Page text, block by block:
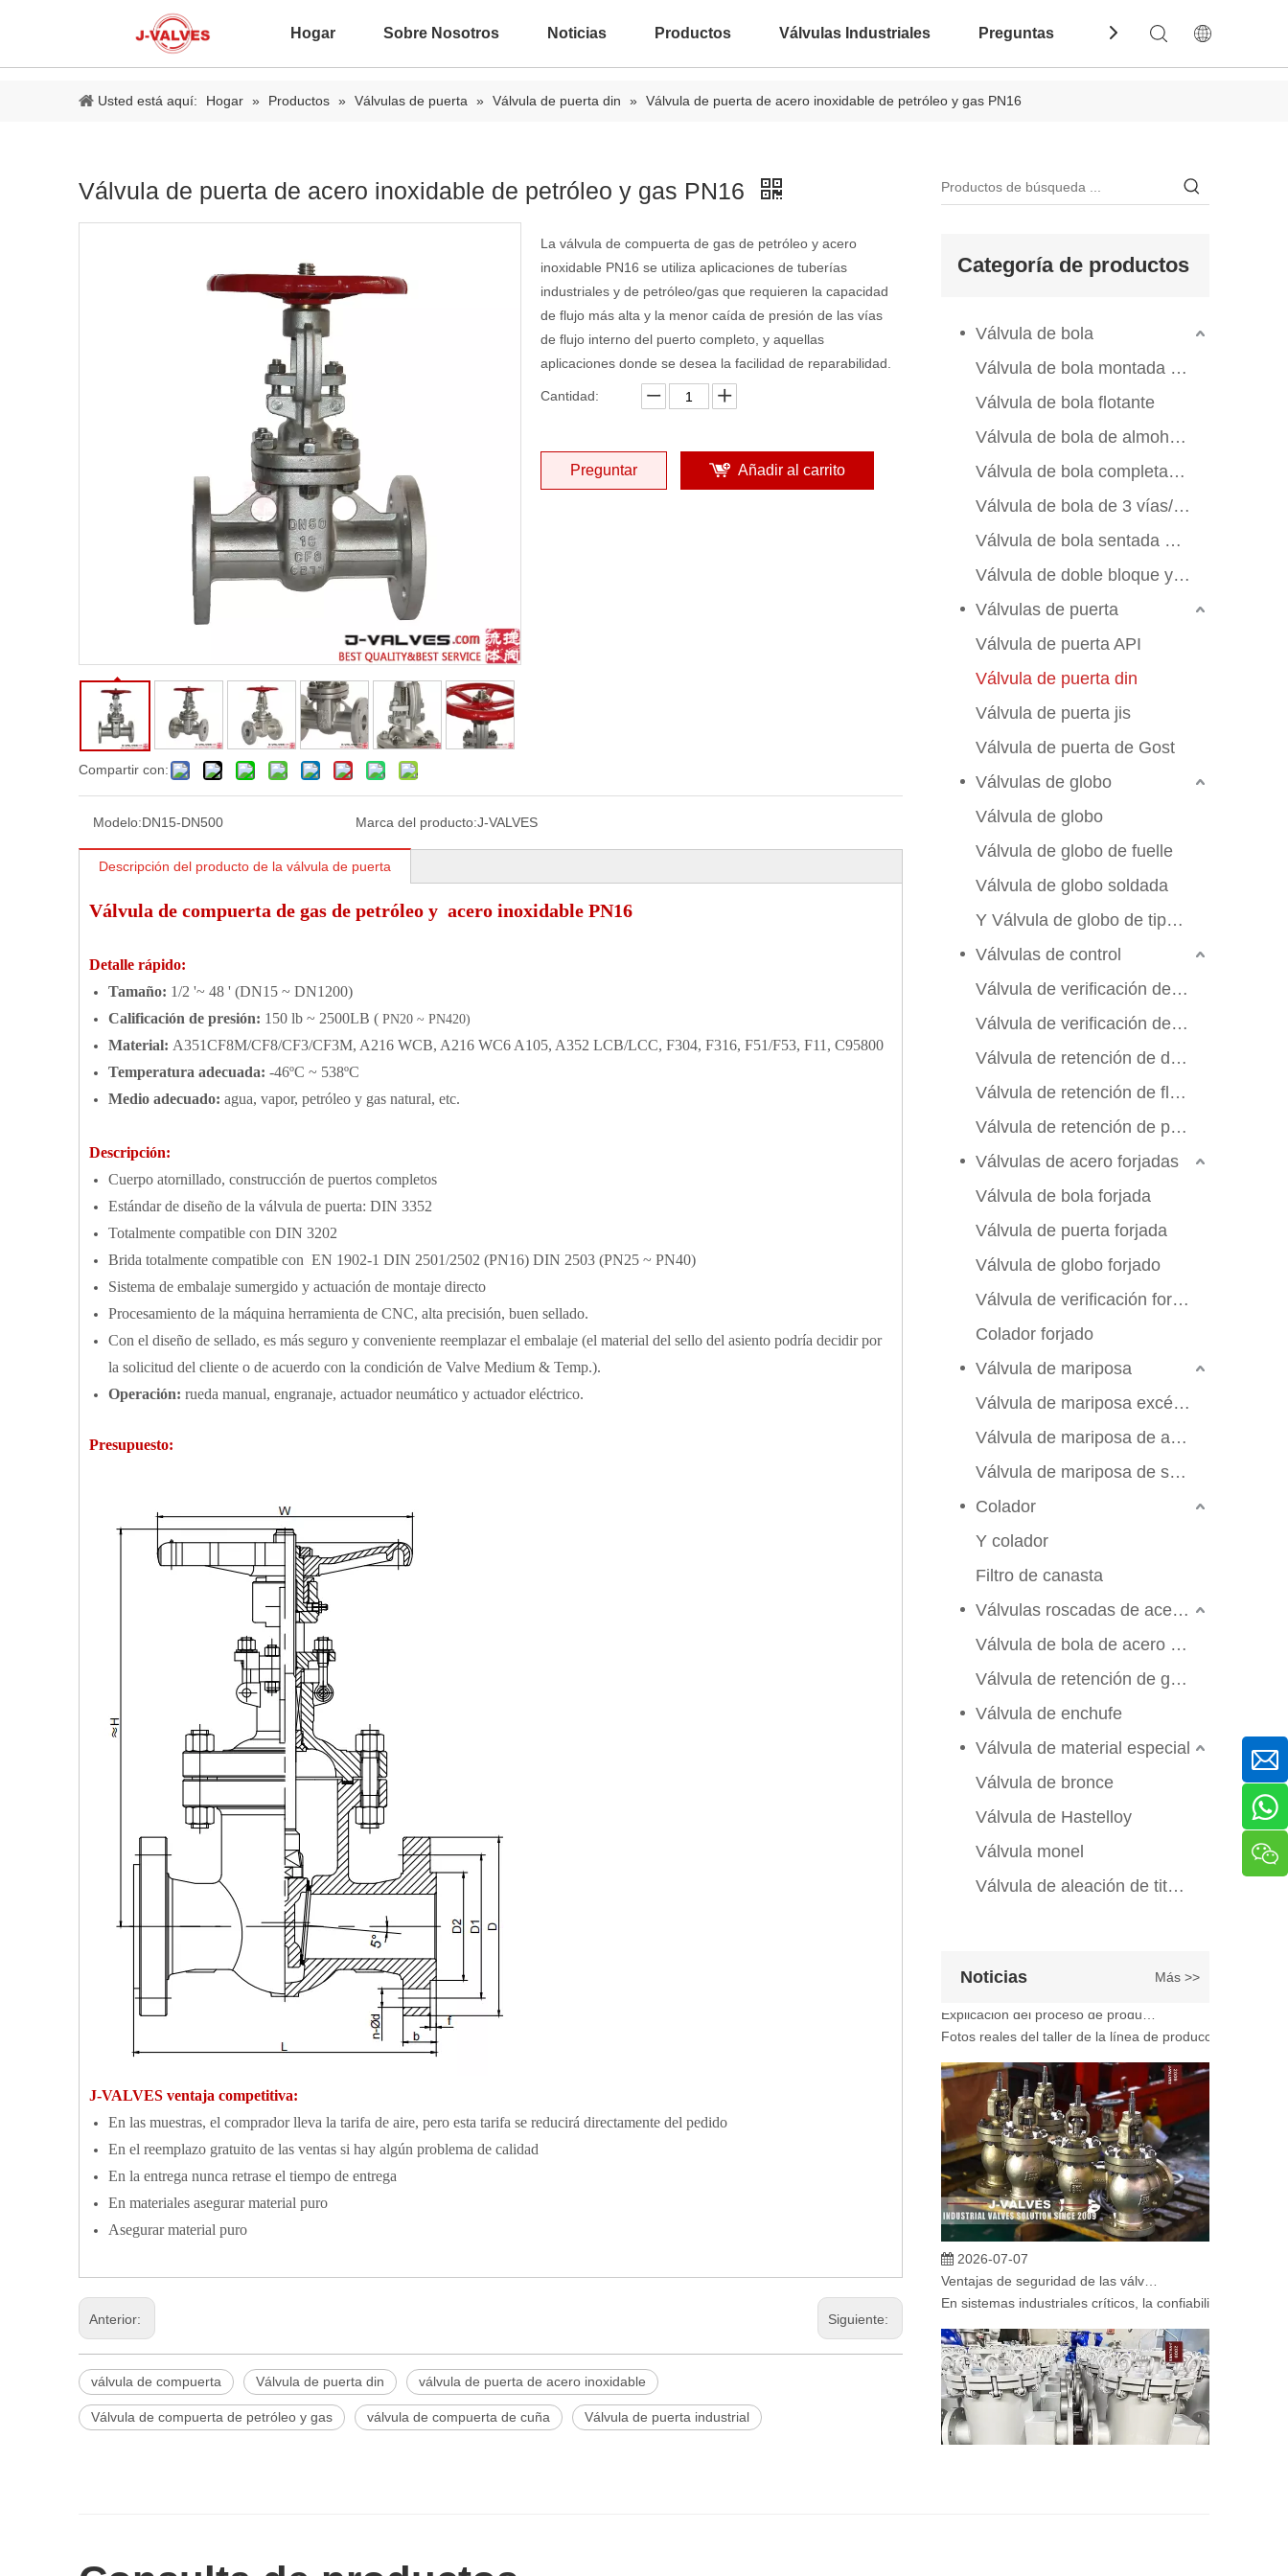
Hogar Sobre Nosotros Noticias Productos Válvulas Industriales Preguntas Frecuentes Contáctenos
Usted está aquí: Hogar » Productos » Válvulas de puerta » Válvula de puerta din » Válvula de puerta de acero inoxidable de petróleo y gas PN16
Válvula de puerta de acero inoxidable de petróleo y gas PN16
Compartir con:
La válvula de compuerta de gas de petróleo y acero
inoxidable PN16 se utiliza aplicaciones de tuberías
industriales y de petróleo/gas que requieren la capacidad
de flujo más alta y la menor caída de presión de las vías
de flujo interno del puerto completo, y aquellas
aplicaciones donde se desea la facilidad de reparabilidad.
Cantidad:
Preguntar Añadir al carrito
Modelo:DN15-DN500 Marca del producto:J-VALVES
Descripción del producto de la válvula de puerta
Válvula de compuerta de gas de petróleo y acero inoxidable PN16
Detalle rápido:
Tamaño: 1/2 '~ 48 ' (DN15 ~ DN1200)
Calificación de presión: 150 lb ~ 2500LB ( PN20 ~ PN420)
Material: A351CF8M/CF8/CF3/CF3M, A216 WCB, A216 WC6 A105, A352 LCB/LCC, F304, F316, F51/F53, F11, C95800
Temperatura adecuada: -46ºC ~ 538ºC
Medio adecuado: agua, vapor, petróleo y gas natural, etc.
Descripción:
Cuerpo atornillado, construcción de puertos completos
Estándar de diseño de la válvula de puerta: DIN 3352
Totalmente compatible con DIN 3202
Brida totalmente compatible con EN 1902-1 DIN 2501/2502 (PN16) DIN 2503 (PN25 ~ PN40)
Sistema de embalaje sumergido y actuación de montaje directo
Procesamiento de la máquina herramienta de CNC, alta precisión, buen sellado.
Con el diseño de sellado, es más seguro y conveniente reemplazar el embalaje (el material del sello del asiento podría decidir por
la solicitud del cliente o de acuerdo con la condición de Valve Medium & Temp.).
Operación: rueda manual, engranaje, actuador neumático y actuador eléctrico.
Presupuesto:
J-VALVES ventaja competitiva:
En las muestras, el comprador lleva la tarifa de aire, pero esta tarifa se reducirá directamente del pedido
En el reemplazo gratuito de las ventas si hay algún problema de calidad
En la entrega nunca retrase el tiempo de entrega
En materiales asegurar material puro
Asegurar material puro
Anterior: Siguiente:
válvula de compuerta Válvula de puerta din válvula de puerta de acero inoxidable
Válvula de compuerta de petróleo y gas válvula de compuerta de cuña Válvula de puerta industrial
Categoría de productos
Válvula de bola
Válvula de bola montada en el muelle
Válvula de bola flotante
Válvula de bola de almohadilla de montaje
Válvula de bola completamente soldada
Válvula de bola de 3 vías/4 vías
Válvula de bola sentada de metal
Válvula de doble bloque y sangrado
Válvulas de puerta
Válvula de puerta API
Válvula de puerta din
Válvula de puerta jis
Válvula de puerta de Gost
Válvulas de globo
Válvula de globo
Válvula de globo de fuelle
Válvula de globo soldada
Y Válvula de globo de tipo Y
Válvulas de control
Válvula de verificación de swing
Válvula de verificación de elevación
Válvula de retención de doble aleta
Válvula de retención de flujo axial
Válvula de retención de placa de manchas
Válvulas de acero forjadas
Válvula de bola forjada
Válvula de puerta forjada
Válvula de globo forjado
Válvula de verificación forjada
Colador forjado
Válvula de mariposa
Válvula de mariposa excéntrica triple
Válvula de mariposa de alto rendimiento
Válvula de mariposa de sello suave
Colador
Y colador
Filtro de canasta
Válvulas roscadas de acero inoxidable
Válvula de bola de acero inoxidable
Válvula de retención de globo de compuerta
Válvula de enchufe
Válvula de material especial
Válvula de bronce
Válvula de Hastelloy
Válvula monel
Válvula de aleación de titanio
Noticias Más >>
2026-06-25
En ingeniería marina, plataformas marinas y entornos
2026-07-07
Fotos reales del taller de la línea de producción de
2026-07-07
En sistemas industriales críticos, la confiabilidad de las